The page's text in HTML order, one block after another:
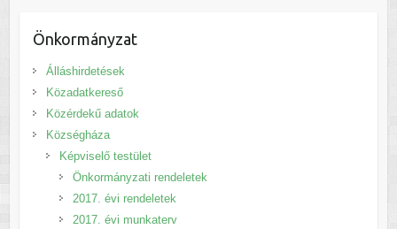
Önkormányzat
Álláshirdetések
Közadatkereső
Közérdekű adatok
Községháza
Képviselő testület
Önkormányzati rendeletek
2017. évi rendeletek
2017. évi munkaterv